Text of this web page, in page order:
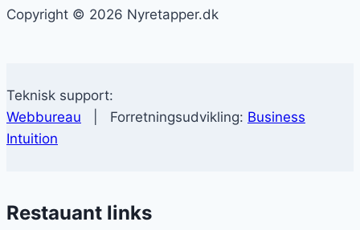
Copyright © 2026 Nyretapper.dk
Teknisk support:
Webbureau | Forretningsudvikling: Business
Intuition
Restauant links